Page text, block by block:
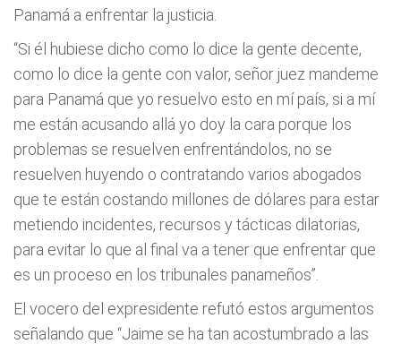
Panamá a enfrentar la justicia.
“Si él hubiese dicho como lo dice la gente decente,
como lo dice la gente con valor, señor juez mandeme
para Panamá que yo resuelvo esto en mí país, si a mí
me están acusando allá yo doy la cara porque los
problemas se resuelven enfrentándolos, no se
resuelven huyendo o contratando varios abogados
que te están costando millones de dólares para estar
metiendo incidentes, recursos y tácticas dilatorias,
para evitar lo que al final va a tener que enfrentar que
es un proceso en los tribunales panameños”.
El vocero del expresidente refutó estos argumentos
señalando que “Jaime se ha tan acostumbrado a las